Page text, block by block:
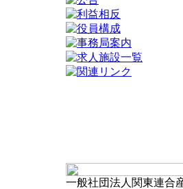
一般社団法人関東連合